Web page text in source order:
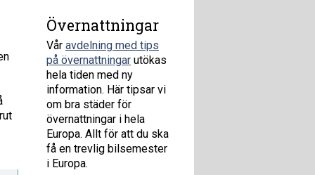
Övernattningar
Vår avdelning med tips
på övernattningar utökas
hela tiden med ny
information. Här tipsar vi
om bra städer för
övernattningar i hela
Europa. Allt för att du ska
få en trevlig bilsemester
i Europa.